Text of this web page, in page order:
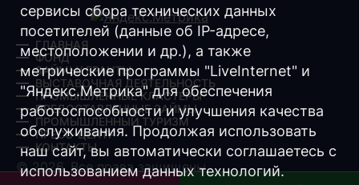
ГЛАВНАЯ
ФОНД
ЗАЙМЫ/ ГРАНТЫ
ВЫСТАВОЧНАЯ ДЕЯТЕЛЬНОСТЬ
ПРОМЫШЛЕННЫЕ КЛАСТЕРЫ
ПРЕДОСТАВЛЕННЫЕ ЗАЙМЫ
ПРОМЫШЛЕННЫЙ ТУРИЗМ
ПРЕСС-ЦЕНТР
КОНТАКТЫ
© 2026. Все права защищены.
сервисы сбора технических данных
посетителей (данные об IP-адресе,
местоположении и др.), а также
метрические программы "LiveInternet" и
"Яндекс.Метрика" для обеспечения
работоспособности и улучшения качества
обслуживания. Продолжая использовать
наш сайт, вы автоматически соглашаетесь с
использованием данных технологий.